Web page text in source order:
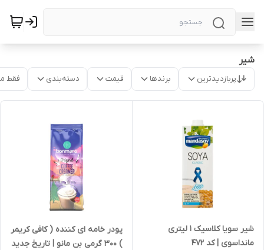
شیر
پربازدیدترین برندها قیمت دسته‌بندی فقط
شیر سویا کلاسیک 1 لیتری
مانداسوی | کد 472
پودر خامه ای کننده ( کافی کریمر
) 300 گرمی بن مانو | تاریخ جدید